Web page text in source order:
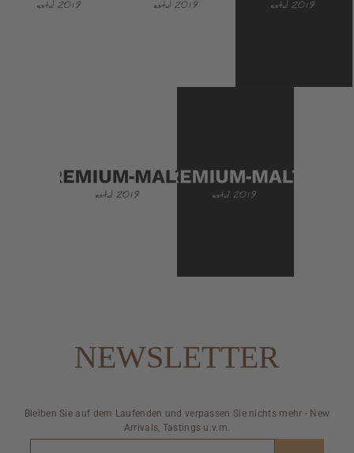
NEWSLETTER
Bleiben Sie auf dem Laufenden und verpassen Sie nichts mehr - New
Arrivals, Tastings u.v.m.